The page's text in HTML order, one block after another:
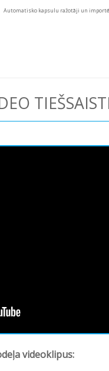
Automatisko kapsulu ražotāji un
videoklipus: